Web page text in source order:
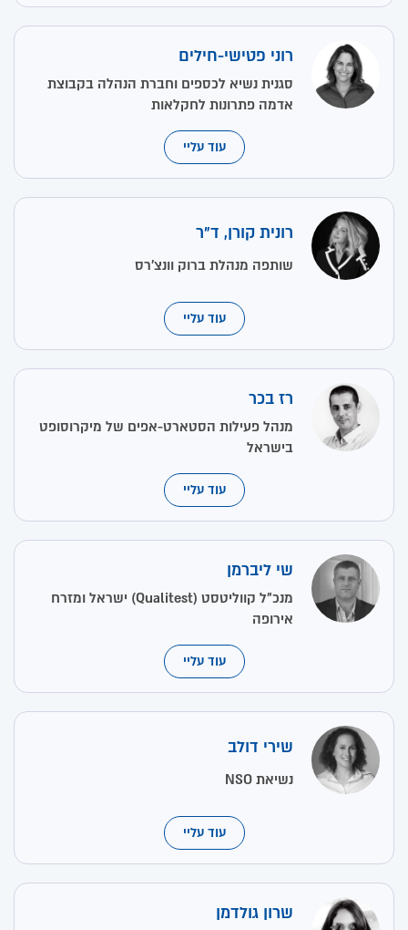
רוני פטישי-חילים
סגנית נשיא לכספים וחברת הנהלה בקבוצת
אדמה פתרונות לחקלאות
עוד עליי
רונית קורן, ד"ר
שותפה מנהלת ברוק וונצ'רס
עוד עליי
רז בכר
מנהל פעילות הסטארט-אפים של מיקרוסופט
בישראל
עוד עליי
שי ליברמן
מנכ"ל קווליטסט (Qualitest) ישראל ומזרח
אירופה
עוד עליי
שירי דולב
נשיאת NSO
עוד עליי
שרון גולדמן